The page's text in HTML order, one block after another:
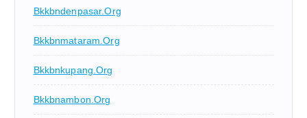
Bkkbndenpasar.org
Bkkbnmataram.org
Bkkbnkupang.org
Bkkbnambon.org